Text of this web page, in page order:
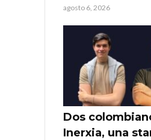
agosto 6, 2026
Dos
Inerxia, una